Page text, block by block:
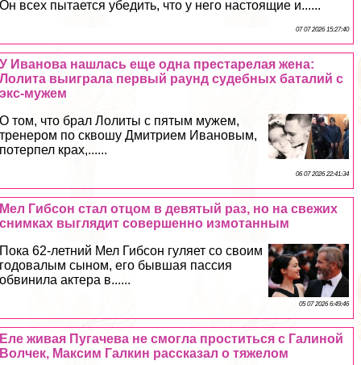
Он всех пытается убедить, что у него настоящие и......
07 07 2026 15:27:40
У Иванова нашлась еще одна престарелая жена:
Лолита выиграла первый раунд судебных баталий с
экс-мужем
О том, что брал Лолиты с пятым мужем,
тренером по сквошу Дмитрием Ивановым,
потерпел крах,......
06 07 2026 22:41:34
Мел Гибсон стал отцом в девятый раз, но на свежих
снимках выглядит совершенно измотанным
Пока 62-летний Мел Гибсон гуляет со своим
годовалым сыном, его бывшая пассия
обвинила актера в......
05 07 2026 6:49:46
Еле живая Пугачева не смогла проститься с Галиной
Волчек, Максим Галкин рассказал о тяжелом